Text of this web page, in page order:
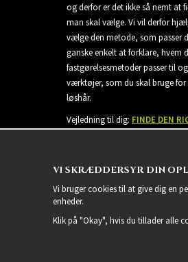
og derfor er det ikke så nemt at
man skal vælge. Vi vil derfor
vælge den metode, som passer
ganske enkelt at forklare, hvem
fastgørelsesmetoder passer til
værktøjer, som du skal bruge for
løshår.
Vejledning til dig: FINDE DEN
VI SKRÆDDERSYR DIN
Vi bruger cookies til at give dig en
enheder.
Klik på "Okay", hvis du tillader alle